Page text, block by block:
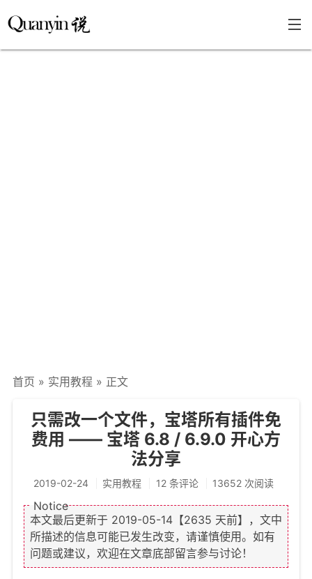
友情链接
赞赏与支持
首页 » 实用教程 » 正文
只需改一个文件，宝塔所有插件免
费用 —— 宝塔 6.8 / 6.9.0 开心方
法分享
2019-02-24 实用教程 12 条评论 13652 次阅读
本文最后更新于 2019-05-14 【2635 天前】，文中
所描述的信息可能已发生改变，请谨慎使用。如有
问题或建议，欢迎在文章底部留言参与讨论！